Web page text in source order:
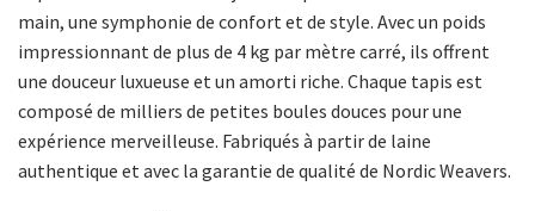
main, une symphonie de confort et de style. Avec un poids
impressionnant de plus de 4 kg par mètre carré, ils offrent
une douceur luxueuse et un amorti riche. Chaque tapis est
composé de milliers de petites boules douces pour une
expérience merveilleuse. Fabriqués à partir de laine
authentique et avec la garantie de qualité de Nordic Weavers.